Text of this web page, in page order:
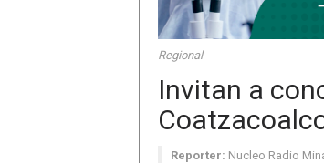
Regional
Invitan a
Reporter: Nucleo Radio